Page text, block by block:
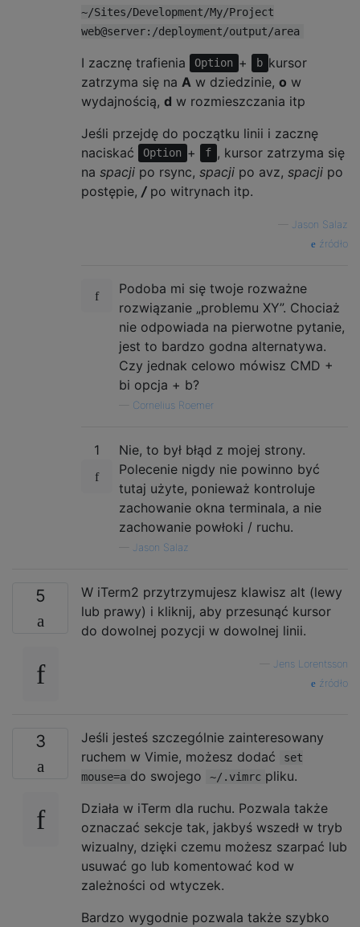
~/Sites/Development/My/Project
web@server:/deployment/output/area
I zacznę trafienia Option + b kursor
zatrzyma się na A w dziedzinie, o w
wydajnością, d w rozmieszczania itp
Jeśli przejdę do początku linii i zacznę
naciskać
Option + f , kursor zatrzyma się
na spacji po rsync, spacji po avz, spacji po
postępie, /po witrynach itp.
Jason Salaz
źródło
Podoba mi się twoje rozważne
rozwiązanie „problemu XY”. Chociaż
nie odpowiada na pierwotne pytanie,
jest to bardzo godna alternatywa.
Czy jednak celowo mówisz CMD +
bi opcja + b?
Cornelius Roemer
1
Nie, to był błąd z mojej strony.
Polecenie nigdy nie powinno być
tutaj użyte, ponieważ kontroluje
zachowanie okna terminala, a nie
zachowanie powłoki / ruchu.
Jason Salaz
5
W iTerm2 przytrzymujesz klawisz alt (lewy
lub prawy) i kliknij, aby przesunąć kursor
do dowolnej pozycji w dowolnej linii.
Jens Lorentsson
źródło
3
Jeśli jesteś szczególnie zainteresowany
ruchem w Vimie, możesz dodać
set
mouse=a do swojego ~/.vimrc pliku.
Działa w iTerm dla ruchu. Pozwala także
oznaczać sekcje tak, jakbyś wszedł w tryb
wizualny, dzięki czemu możesz szarpać lub
usuwać go lub komentować kod w
zależności od wtyczek.
Bardzo wygodnie pozwala także szybko